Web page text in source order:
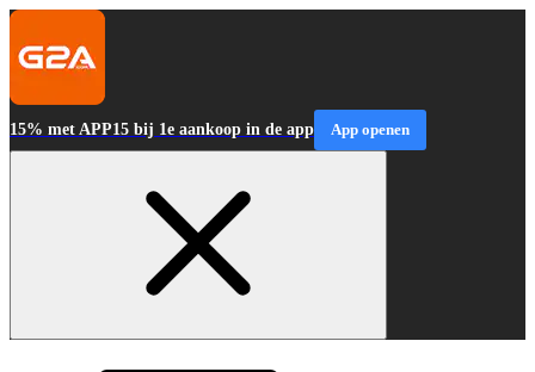
15% met APP15 bij 1e aankoop in de app App openen